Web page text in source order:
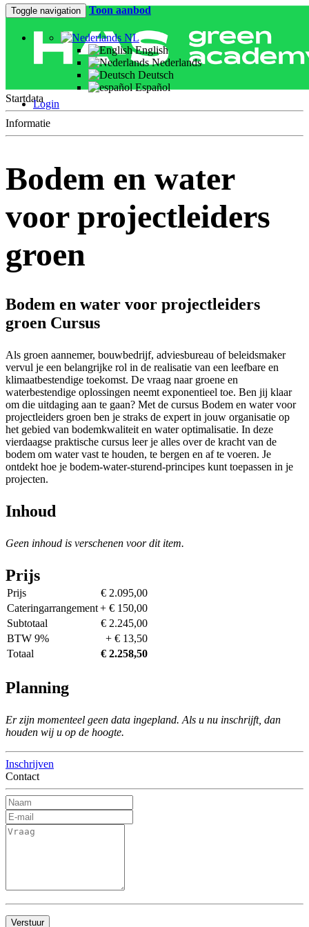
Toggle navigation Toon aanbod
NL
English
Nederlands
Deutsch
Español
Login
Startdata
Informatie
Bodem en water
voor projectleiders
groen
Bodem en water voor projectleiders
groen Cursus
Als groen aannemer, bouwbedrijf, adviesbureau of beleidsmaker
vervul je een belangrijke rol in de realisatie van een leefbare en
klimaatbestendige toekomst. De vraag naar groene en
waterbestendige oplossingen neemt exponentieel toe. Ben jij klaar
om die uitdaging aan te gaan? Met de cursus Bodem en water voor
projectleiders groen ben je straks de expert in jouw organisatie op
het gebied van bodemkwaliteit en water optimalisatie. In deze
vierdaagse praktische cursus leer je alles over de kracht van de
bodem om water vast te houden, te bergen en af te voeren. Je
ontdekt hoe je bodem-water-sturend-principes kunt toepassen in je
projecten.
Inhoud
Geen inhoud is verschenen voor dit item.
Prijs
Prijs
€ 2.095,00
Cateringarrangement+ € 150,00
Subtotaal
€ 2.245,00
BTW 9%
+ € 13,50
Totaal
€ 2.258,50
Planning
Er zijn momenteel geen data ingepland. Als u nu inschrijft, dan
houden wij u op de hoogte.
Inschrijven
Contact
Verstuur